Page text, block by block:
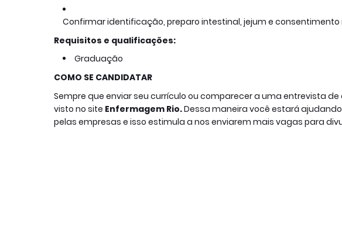
Confirmar identificação, preparo intestinal, jejum e
Requisitos e qualificações:
Graduação
COMO SE CANDIDATAR
Sempre que enviar seu currículo ou comparecer a uma entrevista
visto no site Enfermagem Rio.Dessa maneira você estará
pelas empresas e isso estimula a nos enviarem mais vagas para